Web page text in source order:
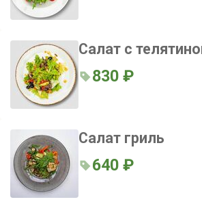
Салат с
830 ₽
Салат гриль
640 ₽